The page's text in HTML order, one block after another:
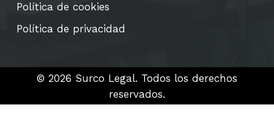
Política de cookies
Política de privacidad
© 2026 Surco Legal. Todos los derechos
reservados.